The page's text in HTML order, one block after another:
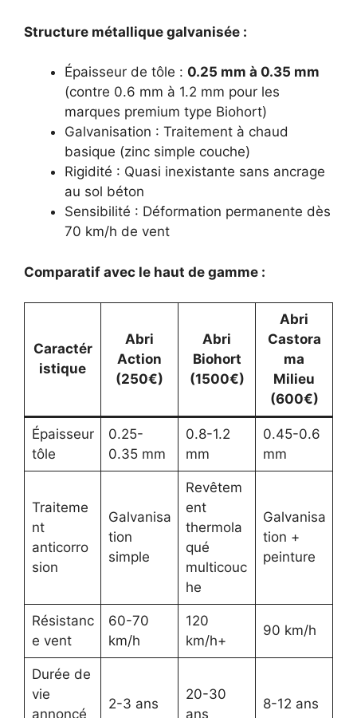
Structure métallique galvanisée :
Épaisseur de tôle : 0.25 mm à 0.35 mm
(contre 0.6 mm à 1.2 mm pour les
marques premium type Biohort)
Galvanisation : Traitement à chaud
basique (zinc simple couche)
Rigidité : Quasi inexistante sans ancrage
au sol béton
Sensibilité : Déformation permanente dès
70 km/h de vent
Comparatif avec le haut de gamme :
Caractér
istique
Abri
Action
(250€)
Abri
Biohort
(1500€)
Abri
Castora
ma
Milieu
(600€)
Épaisseur
tôle
0.25-
0.35 mm
0.8-1.2
mm
0.45-0.6
mm
Traiteme
nt
anticorro
sion
Galvanisa
tion
simple
Revêtem
ent
thermola
qué
multicouc
he
Galvanisa
tion +
peinture
Résistanc
e vent
60-70
km/h
120
km/h+
90 km/h
Durée de
vie
annoncé
2-3 ans
20-30
ans
8-12 ans